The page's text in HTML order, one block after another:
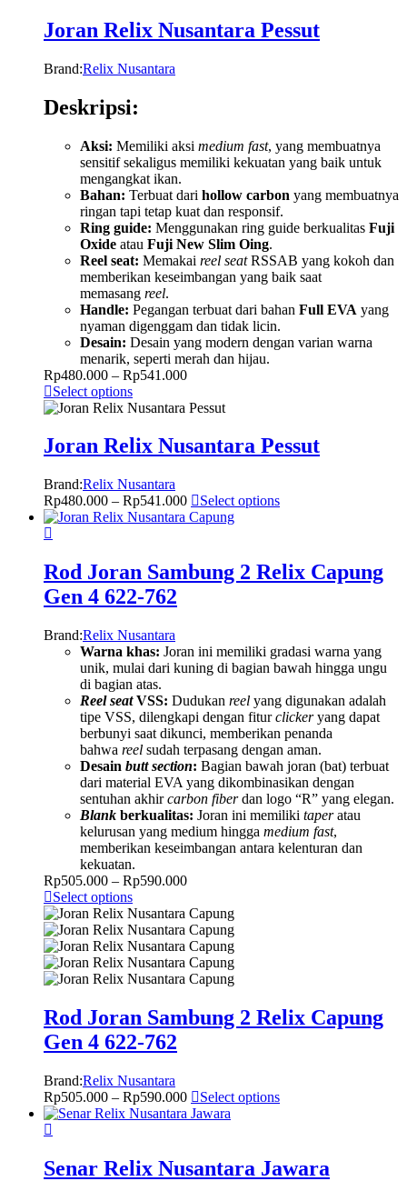
Joran Relix Nusantara Pessut
Brand:Relix Nusantara
Deskripsi:
Aksi: Memiliki aksi medium fast, yang membuatnya
sensitif sekaligus memiliki kekuatan yang baik untuk
mengangkat ikan.
Bahan: Terbuat dari hollow carbon yang membuatnya
ringan tapi tetap kuat dan responsif.
Ring guide: Menggunakan ring guide berkualitas Fuji
Oxide atau Fuji New Slim Oing.
Reel seat: Memakai reel seatRSSAB yang kokoh dan
memberikan keseimbangan yang baik saat
memasang reel.
Handle: Pegangan terbuat dari bahan Full EVA yang
nyaman digenggam dan tidak licin.
Desain: Desain yang modern dengan varian warna
menarik, seperti merah dan hijau.
Rp480.000 – Rp541.000
Select options
Joran Relix Nusantara Pessut
Brand:Relix Nusantara
Rp480.000 – Rp541.000 Select options
Rod Joran Sambung 2 Relix Capung
Gen 4 622-762
Brand:Relix Nusantara
Warna khas: Joran ini memiliki gradasi warna yang
unik, mulai dari kuning di bagian bawah hingga ungu
di bagian atas.
Reel seatVSS: Dudukan reel yang digunakan adalah
tipe VSS, dilengkapi dengan fiturclickeryang dapat
berbunyi saat dikunci, memberikan penanda
bahwa reel sudah terpasang dengan aman.
Desain butt section: Bagian bawah joran (bat) terbuat
dari material EVA yang dikombinasikan dengan
sentuhan akhircarbon fiberdan logo “R” yang elegan.
Blank berkualitas: Joran ini memiliki taperatau
kelurusan yang medium hingga medium fast,
memberikan keseimbangan antara kelenturan dan
kekuatan.
Rp505.000 – Rp590.000
Select options
Rod Joran Sambung 2 Relix Capung
Gen 4 622-762
Brand:Relix Nusantara
Rp505.000 – Rp590.000 Select options
Senar Relix Nusantara Jawara